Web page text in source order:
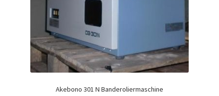
Akebono 301 N Banderoliermaschine